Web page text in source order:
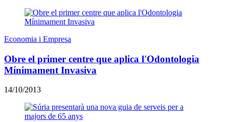
Economia i Empresa
Obre el primer centre que aplica l'Odontologia
Mínimament Invasiva
14/10/2013